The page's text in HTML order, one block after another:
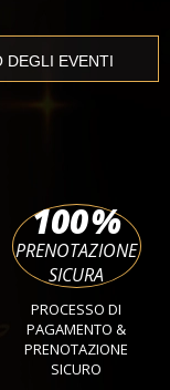
100%
PRENOTAZIONE
SICURA
PROCESSO DI
PAGAMENTO &
PRENOTAZIONE
SICURO